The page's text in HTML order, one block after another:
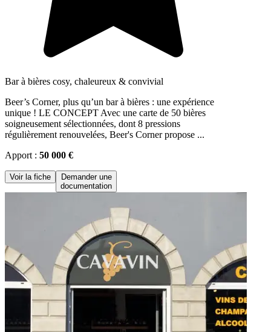
Bar à bières cosy, chaleureux & convivial
Beer’s Corner, plus qu’un bar à bières : une expérience
unique ! LE CONCEPT Avec une carte de 50 bières
soigneusement sélectionnées, dont 8 pressions
régulièrement renouvelées, Beer's Corner propose ...
Apport : 50 000 €
Voir la fiche
Demander une
documentation